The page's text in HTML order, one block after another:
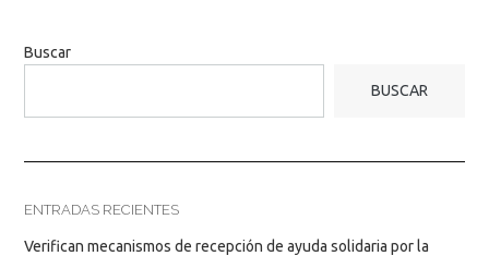
Buscar
BUSCAR
ENTRADAS RECIENTES
Verifican mecanismos de recepción de ayuda solidaria por la